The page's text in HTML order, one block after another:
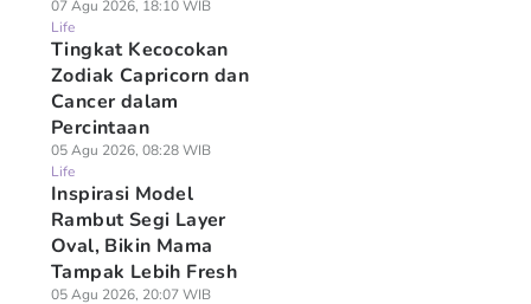
07 Agu 2026, 18:10 WIB
Life
Tingkat Kecocokan
Zodiak Capricorn dan
Cancer dalam
Percintaan
05 Agu 2026, 08:28 WIB
Life
Inspirasi Model
Rambut Segi Layer
Oval, Bikin Mama
Tampak Lebih Fresh
05 Agu 2026, 20:07 WIB